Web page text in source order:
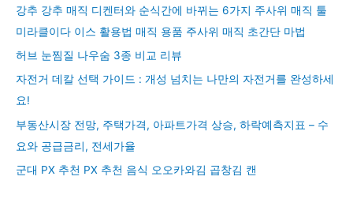
강추 강추 매직 디켄터와 순식간에 바뀌는 6가지 주사위 매직 툴
미라클이다 이스 활용법 매직 용품 주사위 매직 초간단 마법
허브 눈찜질 나우숨 3종 비교 리뷰
자전거 데칼 선택 가이드 : 개성 넘치는 나만의 자전거를 완성하세
요!
부동산시장 전망, 주택가격, 아파트가격 상승, 하락예측지표 – 수
요와 공급금리, 전세가율
군대 PX 추천 PX 추천 음식 오오카와김 곱창김 캔